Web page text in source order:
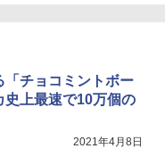
スチームオーブンレン
D80A(K) ブラック 25
チョコミントボー
史上最速で10万個の
2021年4月8日